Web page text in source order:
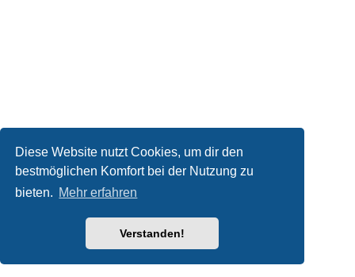
Diese Website nutzt Cookies, um dir den
bestmöglichen Komfort bei der Nutzung zu
bieten. Mehr erfahren
Verstanden!